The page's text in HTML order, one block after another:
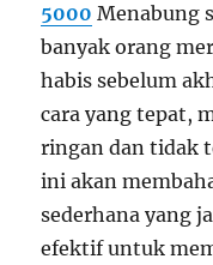
5000 Menabung
banyak orang
habis sebelum
cara yang tepat,
ringan dan tidak
ini akan
sederhana yang
efektif untuk